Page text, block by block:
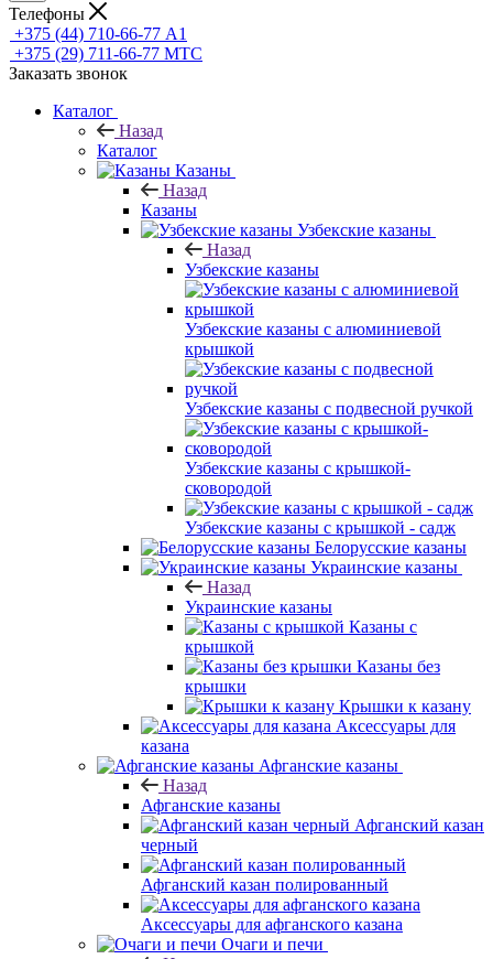
Телефоны
+375 (44) 710-66-77 А1
+375 (29) 711-66-77 МТС
Заказать звонок
Каталог
Назад
Каталог
Казаны
Назад
Казаны
Узбекские казаны
Назад
Узбекские казаны
Узбекские казаны с алюминиевой
крышкой
Узбекские казаны с подвесной ручкой
Узбекские казаны с крышкой-
сковородой
Узбекские казаны с крышкой - садж
Белорусские казаны
Украинские казаны
Назад
Украинские казаны
Казаны с
крышкой
Казаны без
крышки
Крышки к казану
Аксессуары для
казана
Афганские казаны
Назад
Афганские казаны
Афганский казан
черный
Афганский казан полированный
Аксессуары для афганского казана
Очаги и печи